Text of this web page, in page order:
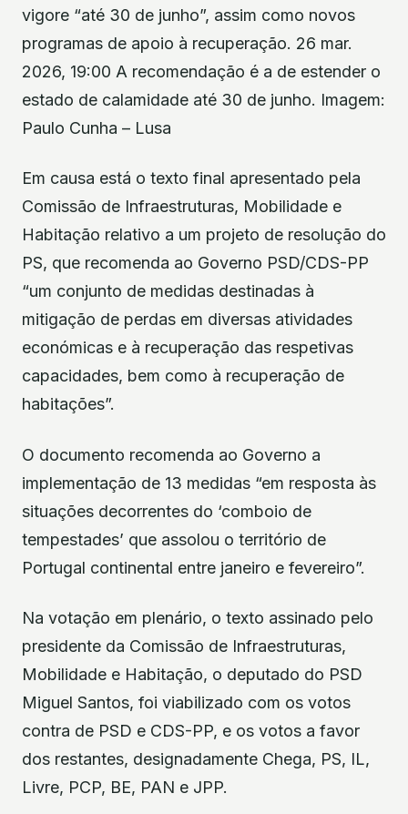
vigore “até 30 de junho”, assim como novos
programas de apoio à recuperação. 26 mar.
2026, 19:00 A recomendação é a de estender o
estado de calamidade até 30 de junho. Imagem:
Paulo Cunha – Lusa
Em causa está o texto final apresentado pela
Comissão de Infraestruturas, Mobilidade e
Habitação relativo a um projeto de resolução do
PS, que recomenda ao Governo PSD/CDS-PP
“um conjunto de medidas destinadas à
mitigação de perdas em diversas atividades
económicas e à recuperação das respetivas
capacidades, bem como à recuperação de
habitações”.
O documento recomenda ao Governo a
implementação de 13 medidas “em resposta às
situações decorrentes do ‘comboio de
tempestades’ que assolou o território de
Portugal continental entre janeiro e fevereiro”.
Na votação em plenário, o texto assinado pelo
presidente da Comissão de Infraestruturas,
Mobilidade e Habitação, o deputado do PSD
Miguel Santos, foi viabilizado com os votos
contra de PSD e CDS-PP, e os votos a favor
dos restantes, designadamente Chega, PS, IL,
Livre, PCP, BE, PAN e JPP.